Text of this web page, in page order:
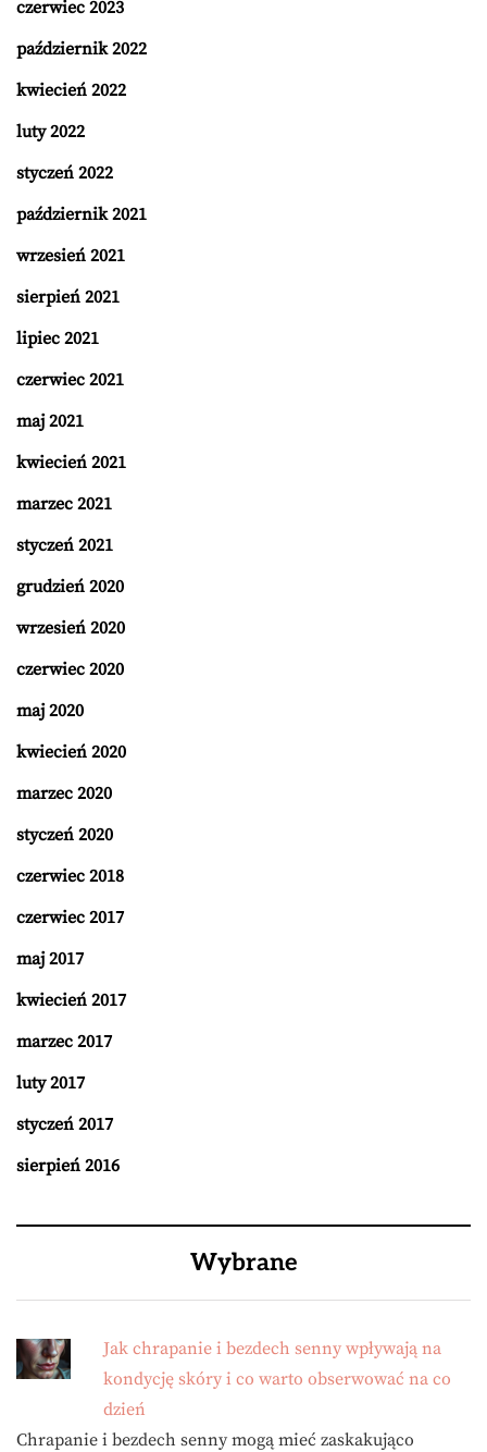
czerwiec 2023
październik 2022
kwiecień 2022
luty 2022
styczeń 2022
październik 2021
wrzesień 2021
sierpień 2021
lipiec 2021
czerwiec 2021
maj 2021
kwiecień 2021
marzec 2021
styczeń 2021
grudzień 2020
wrzesień 2020
czerwiec 2020
maj 2020
kwiecień 2020
marzec 2020
styczeń 2020
czerwiec 2018
czerwiec 2017
maj 2017
kwiecień 2017
marzec 2017
luty 2017
styczeń 2017
sierpień 2016
Wybrane
Jak chrapanie i bezdech senny wpływają na
kondycję skóry i co warto obserwować na co
dzień
Chrapanie i bezdech senny mogą mieć zaskakująco